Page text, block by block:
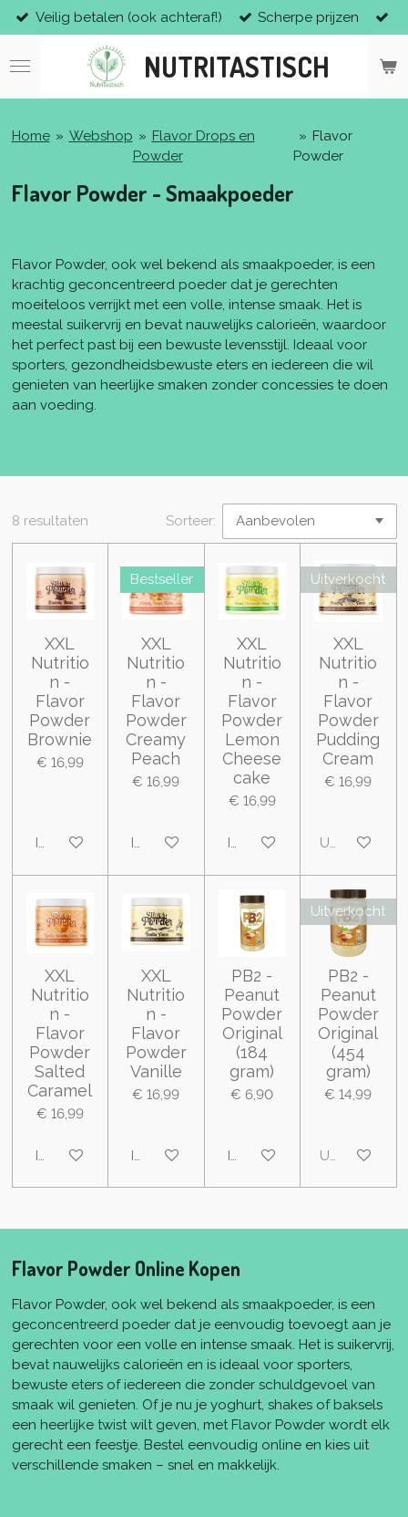
Ga
direct
naar
hoofdinhoud
NUTRITASTISCH
Veilig betalen (ook achteraf!) Scherpe prijzen
Home » Webshop » Flavor Drops en
Powder
» Flavor
Powder
Flavor Powder - Smaakpoeder
Flavor Powder, ook wel bekend als smaakpoeder, is een
krachtig geconcentreerd poeder dat je gerechten
moeiteloos verrijkt met een volle, intense smaak. Het is
meestal suikervrij en bevat nauwelijks calorieën, waardoor
het perfect past bij een bewuste levensstijl. Ideaal voor
sporters, gezondheidsbewuste eters en iedereen die wil
genieten van heerlijke smaken zonder concessies te doen
aan voeding.
8 resultaten Sorteer:
XXL
Nutritio
n -
Flavor
Powder
Brownie
€ 16,99
In winkelwagen
Bestseller
XXL
Nutritio
n -
Flavor
Powder
Creamy
Peach
€ 16,99
In winkelwagen
XXL
Nutritio
n -
Flavor
Powder
Lemon
Cheese
cake
€ 16,99
In winkelwagen
Uitverkocht
XXL
Nutritio
n -
Flavor
Powder
Pudding
Cream
€ 16,99
Uitverkocht
XXL
Nutritio
n -
Flavor
Powder
Salted
Caramel
€ 16,99
In winkelwagen
XXL
Nutritio
n -
Flavor
Powder
Vanille
€ 16,99
In winkelwagen
PB2 -
Peanut
Powder
Original
(184
gram)
€ 6,90
In winkelwagen
Uitverkocht
PB2 -
Peanut
Powder
Original
(454
gram)
€ 14,99
Uitverkocht
Flavor Powder Online Kopen
Flavor Powder, ook wel bekend als smaakpoeder, is een
geconcentreerd poeder dat je eenvoudig toevoegt aan je
gerechten voor een volle en intense smaak. Het is suikervrij,
bevat nauwelijks calorieën en is ideaal voor sporters,
bewuste eters of iedereen die zonder schuldgevoel van
smaak wil genieten. Of je nu je yoghurt, shakes of baksels
een heerlijke twist wilt geven, met Flavor Powder wordt elk
gerecht een feestje. Bestel eenvoudig online en kies uit
verschillende smaken – snel en makkelijk.